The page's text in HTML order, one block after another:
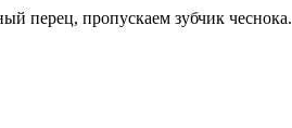
перец, пропускаем зубчик чеснока.